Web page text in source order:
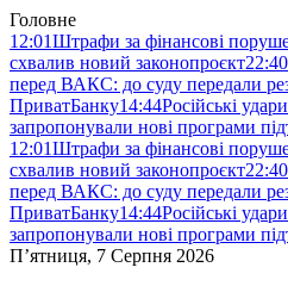
Головне
12:01Штрафи за фінансові
схвалив новий законопроєкт22:40
перед ВАКС: до суду передали
ПриватБанку14:44Російські
запропонували нові програми
12:01Штрафи за фінансові
схвалив новий законопроєкт22:40
перед ВАКС: до суду передали
ПриватБанку14:44Російські
запропонували нові програми
П’ятниця, 7 Серпня 2026